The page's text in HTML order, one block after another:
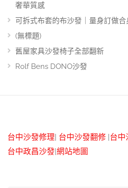
奢華質感
可拆式布套的布沙發｜量身訂做合
(無標題)
舊屋家具沙發椅子全部翻新
Rolf Bens DONO沙發
台中沙發修理| 台中沙發翻修 |台中
台中政昌沙發|網站地圖